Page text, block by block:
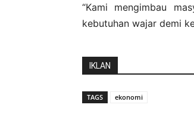
“Kami mengimbau
kebutuhan wajar demi
IKLAN
TAGS ekonomi